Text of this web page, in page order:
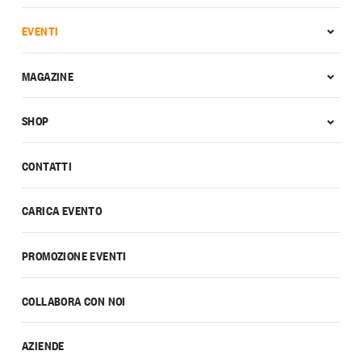
CONTATTI
CARICA EVENTO
PROMOZIONE EVENTI
COLLABORA CON NOI
AZIENDE
EVENTI
MAGAZINE
SHOP